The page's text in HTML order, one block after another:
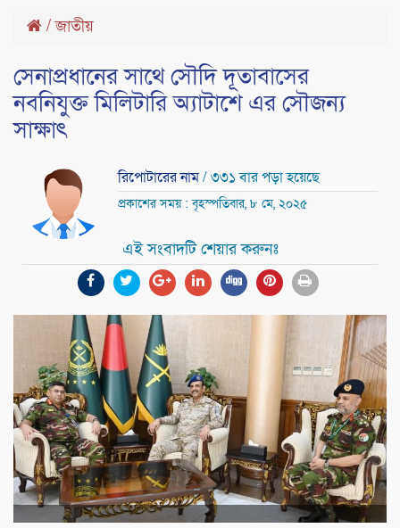
/জাতীয়
সেনাপ্রধানের সাথে সৌদি দূতাবাসের
নবনিযুক্ত মিলিটারি অ্যাটাশে এর সৌজন্য
সাক্ষাৎ
রিপোটারের নাম/ ৩৩১ বার পড়া হয়েছে
প্রকাশের সময় : বৃহস্পতিবার, ৮ মে, ২০২৫
এই সংবাদটি শেয়ার করুনঃ